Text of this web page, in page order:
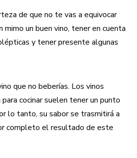
de que no te vas a equivocar
mimo un buen vino, tener en cuenta
y tener presente algunas
que no beberías. Los vinos
cocinar suelen tener un punto
lo tanto, su sabor se trasmitirá a
completo el resultado de este